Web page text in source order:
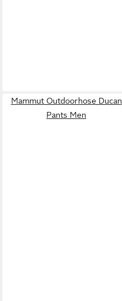
Mammut Outdoorhose Ducan
Pants Men